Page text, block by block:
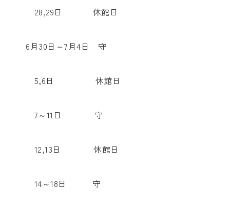
28,29日 休館日
6月30日～7月4日 守
5,6日 休館日
7～11日 守
12,13日 休館日
14～18日 守